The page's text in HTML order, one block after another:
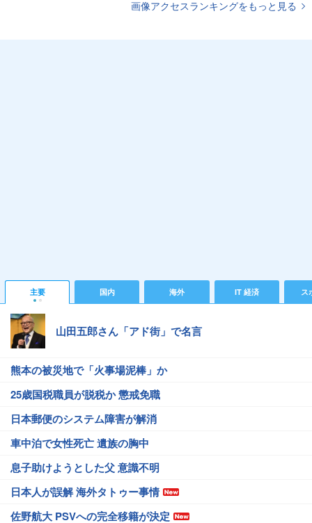
画像アクセスランキングをもっと見る
主要 国内 海外 IT 経済 ス
山田五郎さん「アド街」で名言
熊本の被災地で「火事場泥棒」か
25歳国税職員が脱税か 懲戒免職
日本郵便のシステム障害が解消
車中泊で女性死亡 遺族の胸中
息子助けようとした父 意識不明
日本人が誤解 海外タトゥー事情
佐野航大 PSVへの完全移籍が決定